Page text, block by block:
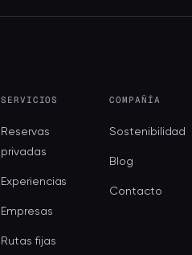
SERVICIOS
Reservas
privadas
Experiencias
Empresas
Rutas fijas
COMPAÑÍA
Sostenibilidad
Blog
Contacto